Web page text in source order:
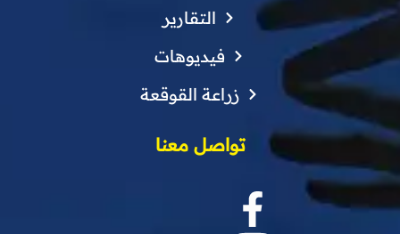
التقارير
فيديوهات
زراعة القوقعة
تواصل معنا